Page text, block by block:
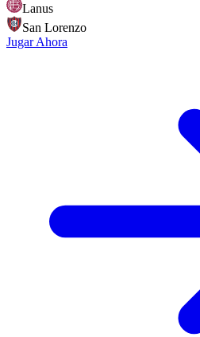
Lanus
San Lorenzo
Jugar Ahora